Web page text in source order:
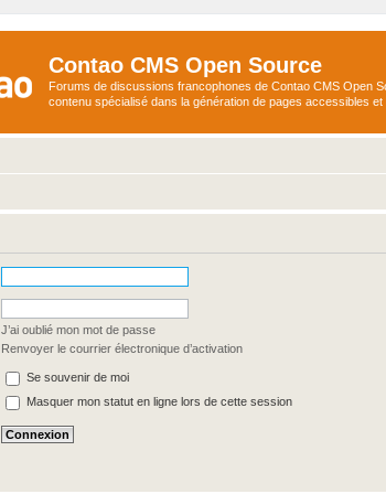
Contao CMS Open Source
Forums de discussions francophones de Contao CMS Open
contenu spécialisé dans la génération de pages accessibles
J’ai oublié mon mot de passe
Renvoyer le courrier électronique d’activation
Se souvenir de moi
Masquer mon statut en ligne lors de cette session